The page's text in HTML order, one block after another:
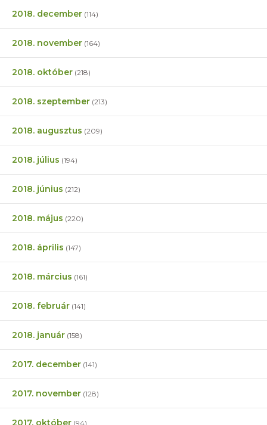
2018. december (114)
2018. november (164)
2018. október (218)
2018. szeptember (213)
2018. augusztus (209)
2018. július (194)
2018. június (212)
2018. május (220)
2018. április (147)
2018. március (161)
2018. február (141)
2018. január (158)
2017. december (141)
2017. november (128)
2017. október (94)